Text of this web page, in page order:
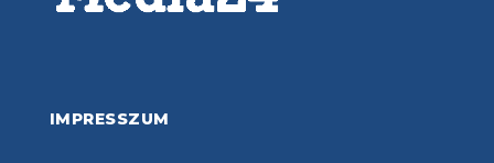
IMPRESSZUM